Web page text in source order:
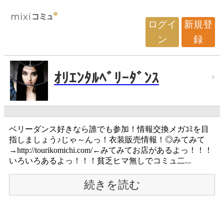
ログイ
ン
新規登
録
ｵﾘｴﾝﾀﾙﾍﾞﾘｰﾀﾞﾝｽ
ベリーダンス好きなら誰でも参加！情報交換メガｺﾐを目
指しましょう♪じゃ～んっ！衣装販売情報！◎みてみて
→http://tourikomichi.com/←みてみてお店があるよっ！！！
いろいろあるよっ！！！貧乏ヒマ無しでコミュ二...
続きを読む